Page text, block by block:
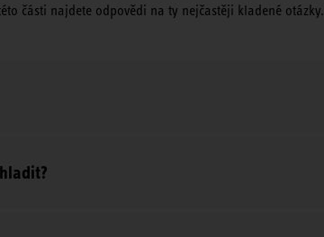
části najdete odpovědi na ty nejčastěji kladené otázky.